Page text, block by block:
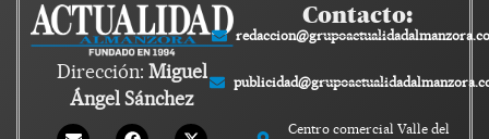
Dirección: Miguel
Ángel Sánchez
Contacto:
Centro comercial Valle del